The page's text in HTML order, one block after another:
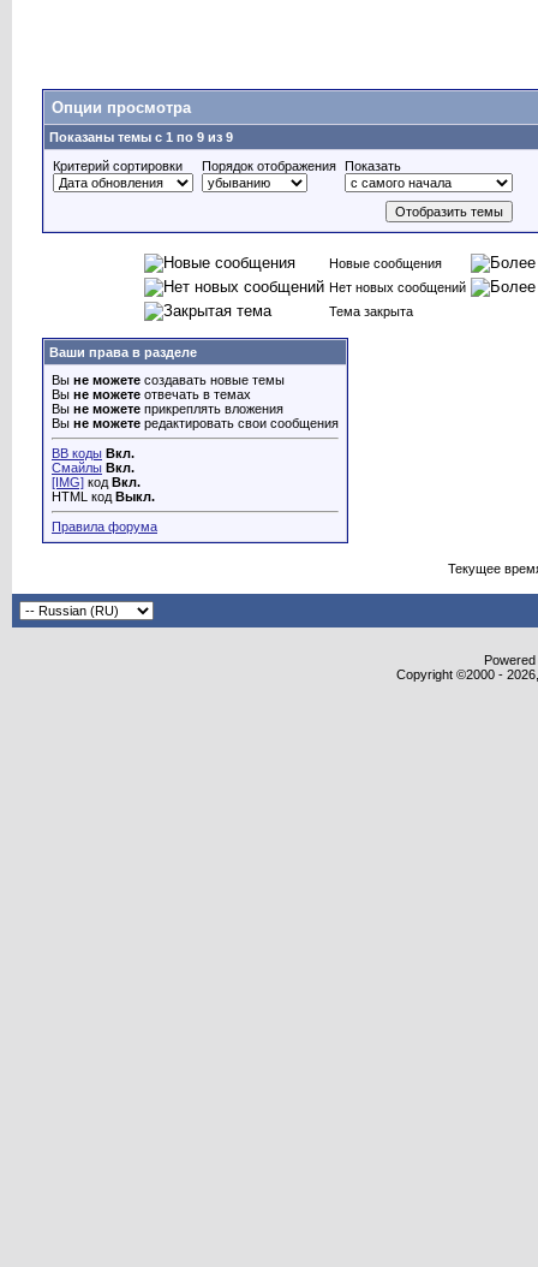
Опции просмотра
Показаны темы с 1 по 9 из 9
Критерий сортировки
Порядок отображения Показать
Новые сообщения
Нет новых сообщений
Тема закрыта
Ваши права в разделе
Вы не можете создавать новые темы
Вы не можете отвечать в темах
Вы не можете прикреплять вложения
Вы не можете редактировать свои сообщения
BB коды Вкл.
Смайлы Вкл.
[IMG] код Вкл.
HTML код Выкл.
Правила форума
Текущее
Copyright ©2000 -